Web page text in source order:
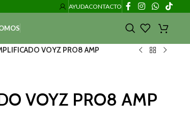
AYUDACONTACTO
VOYZ PRO8 AMP
VOYZ PRO8 AMP